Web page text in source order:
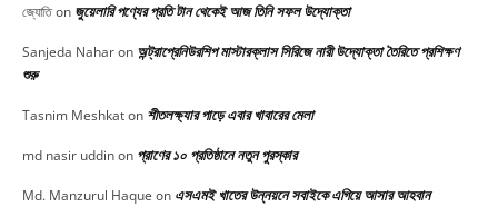
জ্যোতিon জুয়েলারি পণ্যের প্রতি টান থেকেই আজ তিনি সফল উদ্যোক্তা
Sanjeda Naharon অন্ট্রাপ্রেনিউরশিপ মাস্টারক্লাস সিরিজে নারী উদ্যোক্তা তৈরিতে প্রশিক্ষণ
শুরু
Tasnim Meshkaton শীতলক্ষ্যার পাড়ে এবার খাবারের মেলা
md nasir uddinon প্রাণের ১০ প্রতিষ্ঠানে নতুন পুরস্কার
Md. Manzurul Haque on এসএমই খাতের উন্নয়নে সবাইকে এগিয়ে আসার আহবান